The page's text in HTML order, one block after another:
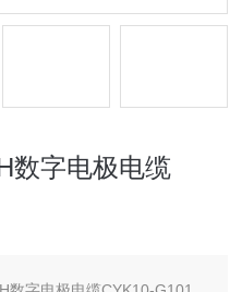
数字电极电缆